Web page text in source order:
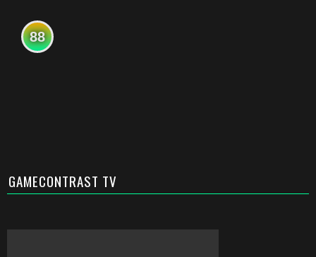
88
GAMECONTRAST TV